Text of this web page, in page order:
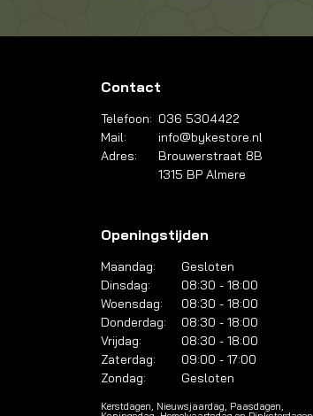
Contact
Telefoon: 036 5304422
Mail:
info@bykestore.nl
Adres:
Brouwerstraat 8B
1315 BP Almere
Openingstijden
Maandag:
Gesloten
Dinsdag:
08:30 - 18:00
Woensdag:
08:30 - 18:00
Donderdag:
08:30 - 18:00
Vrijdag:
08:30 - 18:00
Zaterdag:
09:00 - 17:00
Zondag:
Gesloten
Kerstdagen, Nieuwsjaardag, Paasdagen,